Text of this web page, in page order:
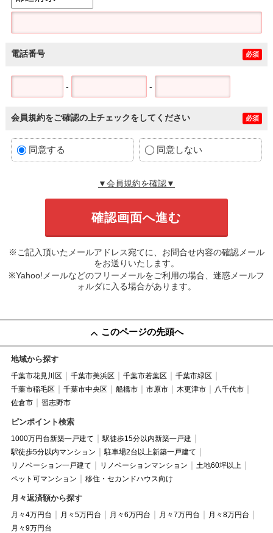
電話番号 必須
- -
会員規約をご確認の上チェックをしてください 必須
同意する 同意しない
▼会員規約を確認▼
※ご記入頂いたメールアドレス宛てに、お問合せ内容の確認メール
をお送りいたします。
※Yahoo!メールなどのフリーメールをご利用の場合、迷惑メールフ
ォルダに入る場合があります。
このページの先頭へ
地域から探す
千葉市花見川区 千葉市美浜区 千葉市若葉区
千葉市緑区
千葉市稲毛区
千葉市中央区 船橋市 市原市 木更津市
八千代市
佐倉市
習志野市
ピンポイント検索
1000万円台新築一戸建て
駅徒歩15分以内新築一戸建
駅徒歩5分以内マンション
駐車場2台以上新築一戸建て
リノベーション一戸建て
リノベーションマンション
土地60坪以上
ペット可マンション
移住・セカンドハウス向け
月々返済額から探す
月々4万円台 月々5万円台 月々6万円台 月々7万円台
月々8万円台
月々9万円台